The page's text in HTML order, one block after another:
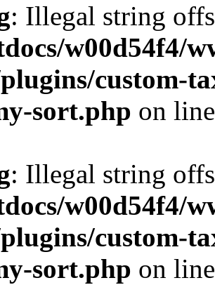
: Illegal string
w00d54f4/
custom-
sort.php on
: Illegal string
w00d54f4/
custom-
sort.php on